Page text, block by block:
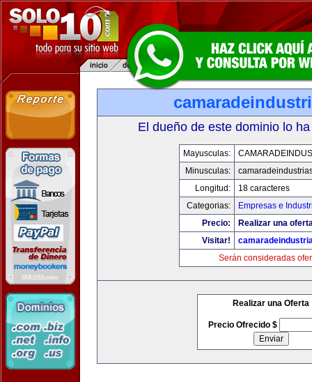
El dueño de este dominio lo
Mayusculas:
Minusculas:
Longitud:
18 caracteres
Categorias:
Empresas e
Precio:
Realizar una
Visitar!
Serán consideradas
Realizar una Oferta
Precio Ofrecido $